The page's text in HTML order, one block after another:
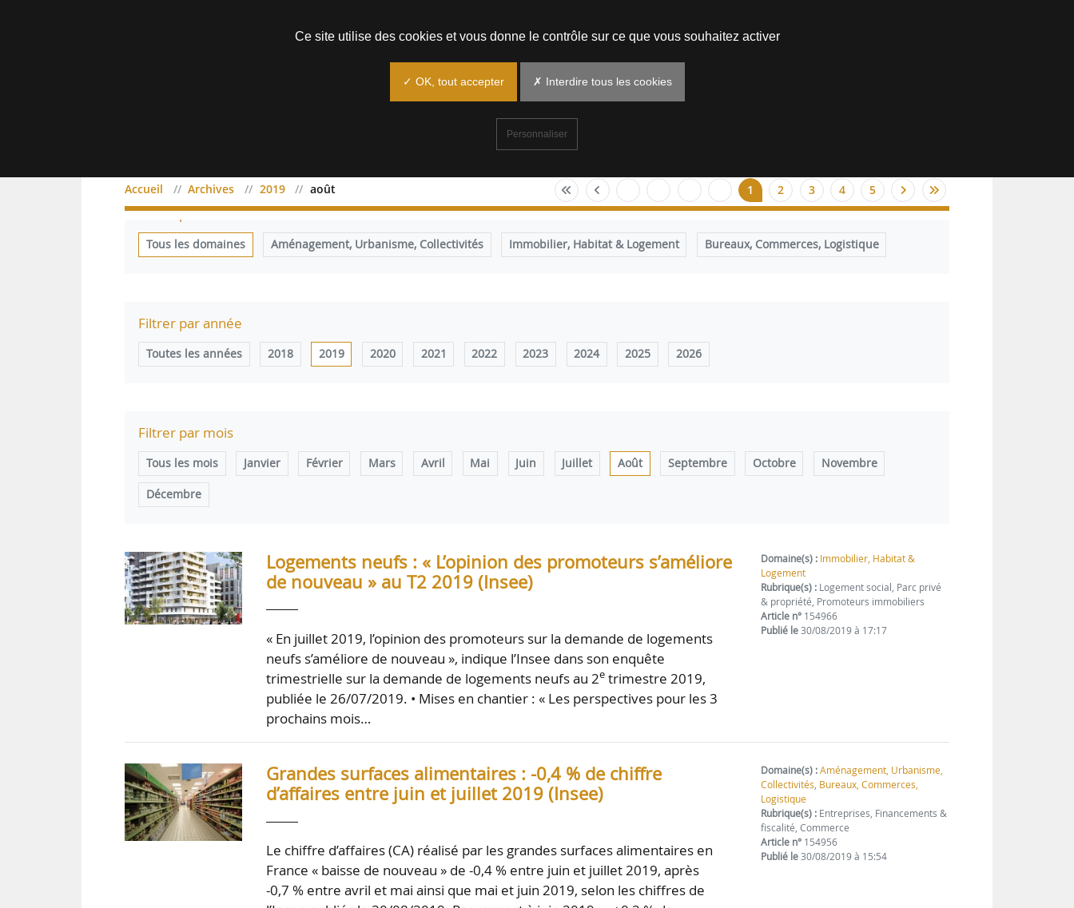
Accueil Archives 2019 août 1 2 3 4 5
Filtrer par domaine
Tous les domaines Aménagement, Urbanisme, Collectivités Immobilier, Habitat & Logement Bureaux, Commerces, Logistique
Filtrer par année
Toutes les années 2018 2019 2020 2021 2022 2023 2024 2025 2026
Filtrer par mois
Tous les mois Janvier Février Mars Avril Mai Juin Juillet Août Septembre Octobre Novembre
Décembre
Logements neufs : « L’opinion des promoteurs s’améliore
de nouveau » au T2 2019 (Insee)
« En juillet 2019, l’opinion des promoteurs sur la demande de logements
neufs s’améliore de nouveau », indique l’Insee dans son enquête
trimestrielle sur la demande de logements neufs au 2e trimestre 2019,
publiée le 26/07/2019. • Mises en chantier : « Les perspectives pour les 3
prochains mois…
Domaine(s) : Immobilier, Habitat &
Logement
Rubrique(s) : Logement social, Parc privé
& propriété, Promoteurs immobiliers
Article n° 154966
Publié le30/08/2019 à 17:17
Grandes surfaces alimentaires : -0,4 % de chiffre
d’affaires entre juin et juillet 2019 (Insee)
Le chiffre d’affaires (CA) réalisé par les grandes surfaces alimentaires en
France « baisse de nouveau » de -0,4 % entre juin et juillet 2019, après
-0,7 % entre avril et mai ainsi que mai et juin 2019, selon les chiffres de
Domaine(s) : Aménagement, Urbanisme,
Collectivités, Bureaux, Commerces,
Logistique
Rubrique(s) : Entreprises, Financements &
fiscalité, Commerce
Article n° 154956
Publié le30/08/2019 à 15:54
Ce site utilise des cookies et vous donne le contrôle sur ce que vous souhaitez activer
✓ OK, tout accepter ✗ Interdire tous les cookies
Personnaliser